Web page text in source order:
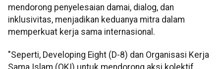
mendorong penyelesaian damai, dialog, dan
inklusivitas, menjadikan keduanya mitra dalam
memperkuat kerja sama internasional.
"Seperti, Developing Eight (D-8) dan Organisasi Kerja